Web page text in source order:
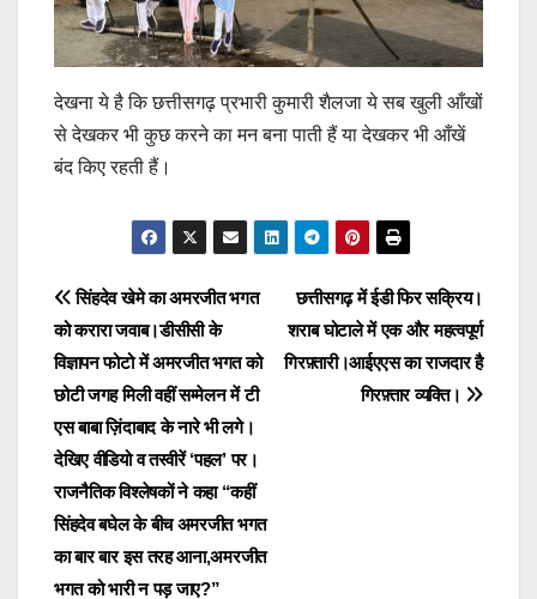
देखना ये है कि छत्तीसगढ़ प्रभारी कुमारी शैलजा ये सब खुली आँखों
से देखकर भी कुछ करने का मन बना पाती हैं या देखकर भी आँखें
बंद किए रहती हैं।
Post
navigation
छत्तीसगढ़ में ईडी फिर सक्रिय।
शराब घोटाले में एक और महत्वपूर्ण
गिरफ़्तारी।आईएएस का राजदार है
गिरफ़्तार व्यक्ति।
सिंहदेव खेमे का अमरजीत भगत
को करारा जवाब।डीसीसी के
विज्ञापन फोटो में अमरजीत भगत को
छोटी जगह मिली वहीं सम्मेलन में टी
एस बाबा ज़िंदाबाद के नारे भी लगे।
देखिए वीडियो व तस्वीरें ‘पहल’ पर।
राजनैतिक विश्लेषकों ने कहा “कहीं
सिंहदेव बघेल के बीच अमरजीत भगत
का बार बार इस तरह आना,अमरजीत
भगत को भारी न पड़ जाए?”